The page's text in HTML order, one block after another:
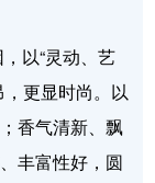
以“灵动、艺
更显时尚。以
香气清新、飘
丰富性好，圆